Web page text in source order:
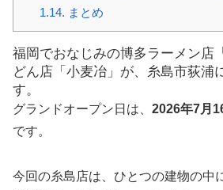
1.14. まとめ
福岡でおなじみの博多ラーメン店
どん店「小麦冶」が、糸島市荻浦
す。
グランドオープン日は、 2026年7月
です。
今回の糸島店は、ひとつの建物の中